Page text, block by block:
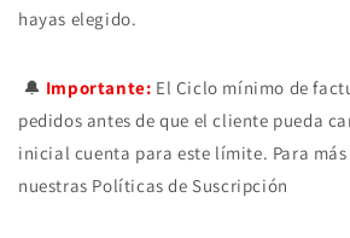
hayas elegido.
🔔 Importante: El Ciclo mínimo de
pedidos antes de que el cliente pueda
inicial cuenta para este límite. Para
nuestras Políticas de Suscripción